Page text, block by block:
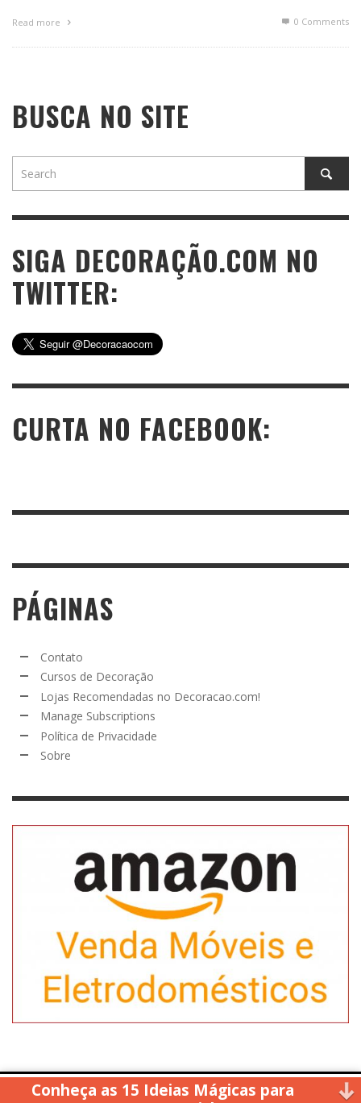
Read more 0 Comments
BUSCA NO SITE
SIGA DECORAÇÃO.COM NO
TWITTER:
CURTA NO FACEBOOK:
PÁGINAS
Contato
Cursos de Decoração
Lojas Recomendadas no Decoracao.com!
Manage Subscriptions
Política de Privacidade
Sobre
Copyright © 2014. All rights reserved.
Conheça as 15 Ideias Mágicas para